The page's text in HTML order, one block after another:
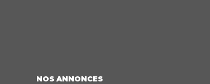
NOS ANNONCES